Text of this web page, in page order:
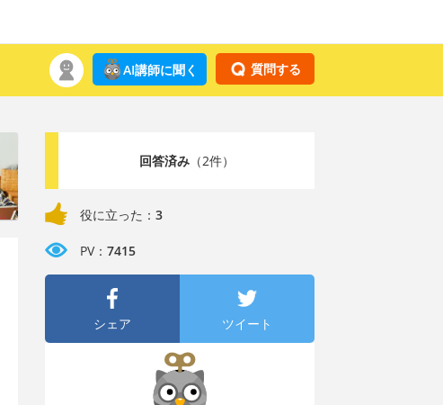
質問する
AI講師に聞く
回答済み（2件）
役に立った： 3
PV： 7415
シェア ツイート